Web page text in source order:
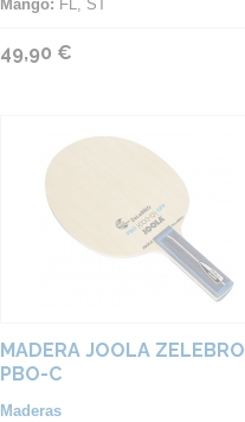
Mango: FL, ST
49,90 €
MADERA JOOLA ZELEBRO
PBO-C
Maderas